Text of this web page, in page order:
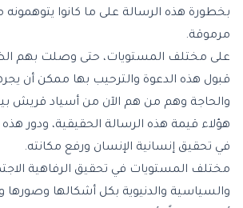
بخطورة هذه الرسالة على ما كانوا يتوهمونه
مرموقة.
على مختلف المستويات، حتى وصلت بهم
قبول هذه الدعوة والترحيب بها ممكن أن
والحاجة وهم من هم الآن من أسياد قريش بين
هؤلاء قيمة هذه الرسالة الحقيقية، ودور هذه
في تحقيق إنسانية الإنسان ورفع مكانته.
مختلف المستويات في تحقيق الرفاهية
والسياسية والدنيوية بكل أشكالها وصورها